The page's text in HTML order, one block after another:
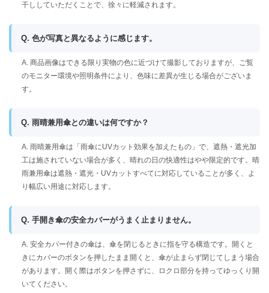
干ししていただくことで、徐々に軽減されます。
Q. 色が写真と異なるように感じます。
A. 商品画像はできる限り実物の色に近づけて撮影しておりますが、ご覧
のモニター環境や照明条件により、色味に差異が生じる場合がございま
す。
Q. 雨晴兼用傘との違いは何ですか？
A. 雨晴兼用傘は「雨傘にUVカット効果を加えたもの」で、遮熱・遮光加
工は施されていない場合が多く、晴れの日の快適性はやや限定的です。晴
雨兼用傘は遮熱・遮光・UVカットすべてに対応していることが多く、よ
り幅広い用途に対応します。
Q. 手開き傘の安全カバーがうまく止まりません。
A. 安全カバー付きの傘は、傘を閉じるときに指を守る構造です。開くと
きにカバーのボタンを押したまま開くと、傘が止まらず閉じてしまう場合
があります。開く際はボタンを押さずに、ロクロ部分を持ってゆっくり開
いてください。